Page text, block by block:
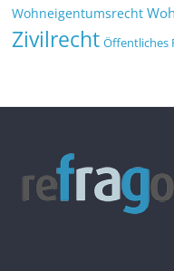
Wohneigentumsrecht
Zivilrecht Öffentliches